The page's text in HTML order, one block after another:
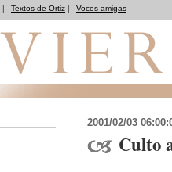
| Textos de Ortiz | Voces amigas
2001/02/03
Culto